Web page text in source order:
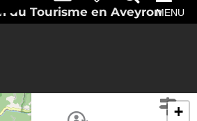
du Tourisme en AveyronMENU
+